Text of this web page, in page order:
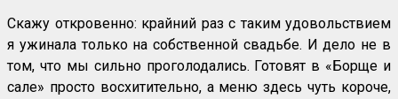
Скажу откровенно: крайний раз с таким удовольствием
я ужинала только на собственной свадьбе. И дело не в
том, что мы сильно проголодались. Готовят в «Борще и
сале» просто восхитительно, а меню здесь чуть короче,